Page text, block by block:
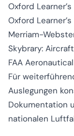
Oxford
Oxford
Merriam-
Skybrary:
FAA
Für
Auslegungen
Dokumentation
nationalen